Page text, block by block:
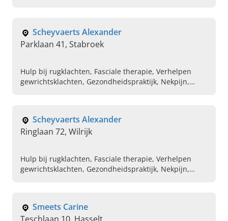
Scheyvaerts Alexander
Parklaan 41, Stabroek
Hulp bij rugklachten, Fasciale therapie, Verhelpen
gewrichtsklachten, Gezondheidspraktijk, Nekpijn,
Scheyvaerts Alexander
Ringlaan 72, Wilrijk
Hulp bij rugklachten, Fasciale therapie, Verhelpen
gewrichtsklachten, Gezondheidspraktijk, Nekpijn,
Smeets Carine